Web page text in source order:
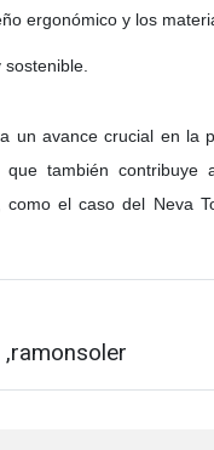
ergonómico y los
un avance crucial en la
también
el caso del Neva
,ramonsoler